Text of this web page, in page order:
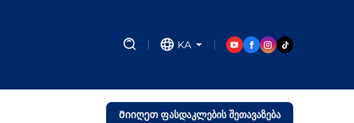
KA
Მიიღეთ ფასდაკლების შეთავაზება